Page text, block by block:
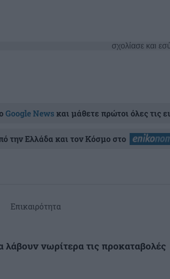
σχολίασε και
Google Newsκαι μάθετε πρώτοι όλες τις
την Ελλάδα και τον Κόσμο στο
Επικαιρότητα
λάβουν νωρίτερα τις προκαταβολές